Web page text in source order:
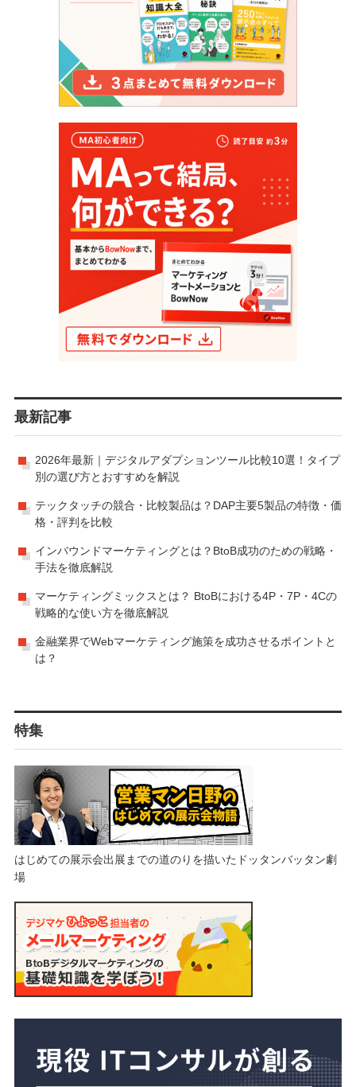
最新記事
2026年最新｜デジタルアダプションツール比較10選！タイプ
別の選び方とおすすめを解説
テックタッチの競合・比較製品は？DAP主要5製品の特徴・価
格・評判を比較
インバウンドマーケティングとは？BtoB成功のための戦略・
手法を徹底解説
マーケティングミックスとは？ BtoBにおける4P・7P・4Cの
戦略的な使い方を徹底解説
金融業界でWebマーケティング施策を成功させるポイントと
は？
特集
はじめての展示会出展までの道のりを描いたドッタンバッタン劇
場